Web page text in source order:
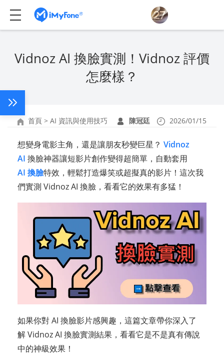
Vidnoz AI 換臉實測！Vidnoz 評價
怎麼樣？
首頁 > AI 資訊與使用技巧 陳冠廷 2026/01/15
想變身電影主角，還是讓朋友秒變巨星？ Vidnoz
AI 換臉神器讓短影片創作變得超簡單，自動套用
AI 換臉特效，輕鬆打造爆笑或超擬真的影片！這次我
們實測 Vidnoz AI 換臉，看看它的效果有多猛！
如果你對 AI 換臉影片感興趣，這篇文章帶你深入了
解 Vidnoz AI 換臉實測結果，看看它是不是真有傳說
中的神級效果！